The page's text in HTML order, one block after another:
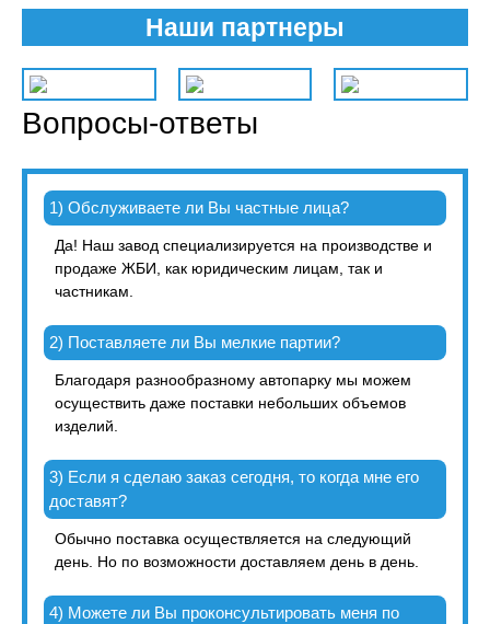
Наши партнеры
Вопросы-ответы
1) Обслуживаете ли Вы частные лица?
Да! Наш завод специализируется на производстве и
продаже ЖБИ, как юридическим лицам, так и
частникам.
2) Поставляете ли Вы мелкие партии?
Благодаря разнообразному автопарку мы можем
осуществить даже поставки небольших объемов
изделий.
3) Если я сделаю заказ сегодня, то когда мне его
доставят?
Обычно поставка осуществляется на следующий
день. Но по возможности доставляем день в день.
4) Можете ли Вы проконсультировать меня по